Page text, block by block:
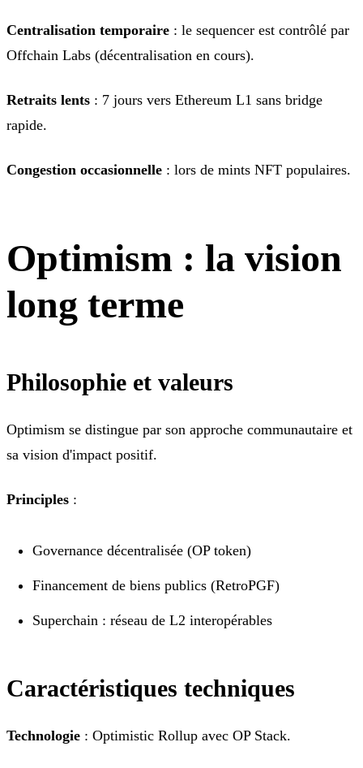
Centralisation temporaire : le sequencer est contrôlé par
Offchain Labs (décentralisation en cours).
Retraits lents : 7 jours vers Ethereum L1 sans bridge
rapide.
Congestion occasionnelle : lors de mints NFT populaires.
Optimism : la vision
long terme
Philosophie et valeurs
Optimism se distingue par son approche communautaire et
sa vision d'impact positif.
Principles :
Governance décentralisée (OP token)
Financement de biens publics (RetroPGF)
Superchain : réseau de L2 interopérables
Caractéristiques techniques
Technologie : Optimistic Rollup avec OP Stack.